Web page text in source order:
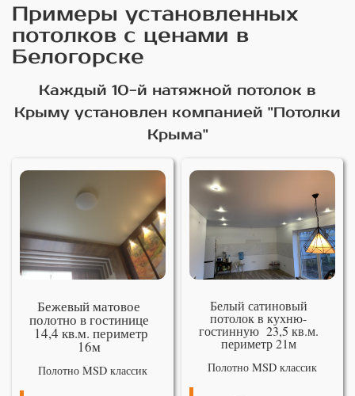
Примеры установленных
потолков с ценами в
Белогорске
Каждый 10-й натяжной потолок в
Крыму установлен компанией "Потолки
Крыма"
Бежевый матовое
полотно в гостинице
14,4 кв.м. периметр
16м
Полотно MSD классик
Белый сатиновый
потолок в кухню-
гостинную 23,5 кв.м.
периметр 21м
Полотно MSD классик